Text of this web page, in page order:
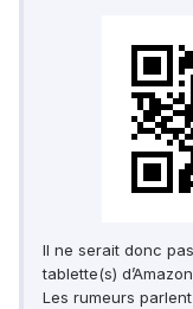
Il ne serait donc
tablette(s)
Les rumeurs